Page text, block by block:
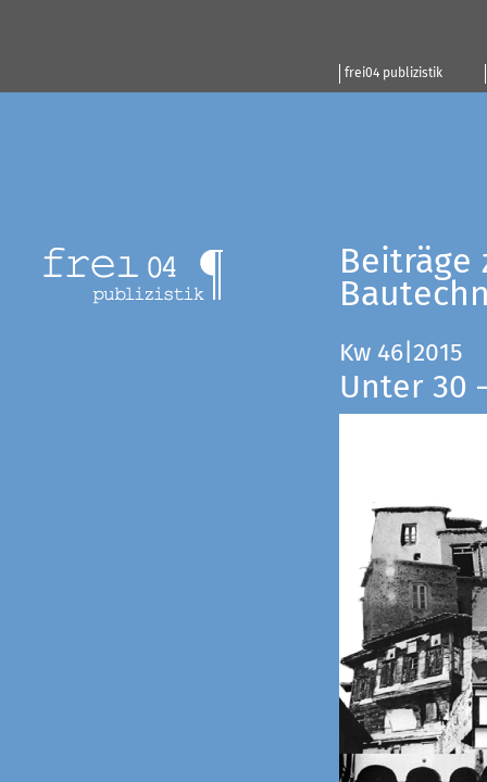
frei04 publizistik
Beiträge
Kw 46|2015
Unter 30